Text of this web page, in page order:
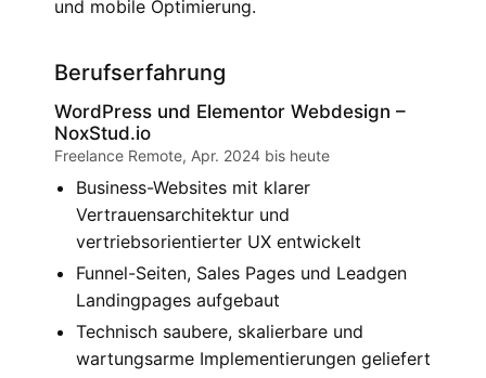
und mobile Optimierung.
Berufserfahrung
WordPress und Elementor Webdesign –
NoxStud.io
Freelance Remote, Apr. 2024 bis heute
Business-Websites mit klarer
Vertrauensarchitektur und
vertriebsorientierter UX entwickelt
Funnel-Seiten, Sales Pages und Leadgen
Landingpages aufgebaut
Technisch saubere, skalierbare und
wartungsarme Implementierungen geliefert